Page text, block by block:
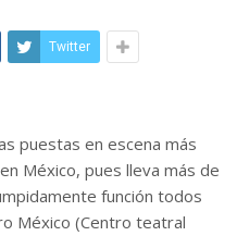
Twitter
puestas en escena más
México, pues lleva más de
función todos
México (Centro teatral